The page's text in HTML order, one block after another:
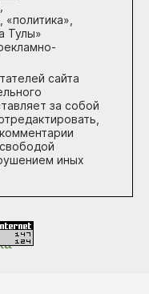
Тулы»
сайта
за собой
иных